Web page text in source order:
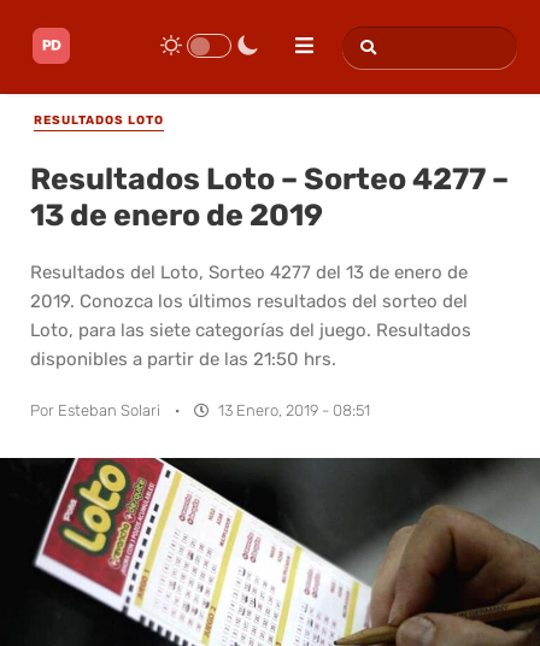
RESULTADOS LOTO
Resultados Loto – Sorteo 4277 –
13 de enero de 2019
Resultados del Loto, Sorteo 4277 del 13 de enero de
2019. Conozca los últimos resultados del sorteo del
Loto, para las siete categorías del juego. Resultados
disponibles a partir de las 21:50 hrs.
Por Esteban Solari · 13 Enero, 2019 - 08:51